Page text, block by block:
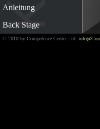
© 2010 by Competence Center Ltd.
Anleitung
Back Stage